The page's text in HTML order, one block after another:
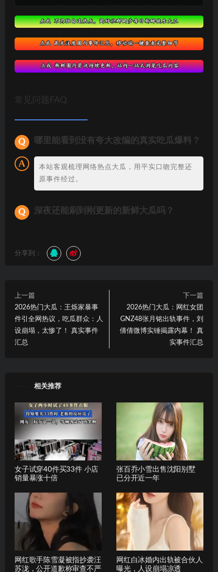
常见问题FAQ
哪里能看到没有夸大改编的真实吃瓜爆料？
本站客观梳理网络热点大瓜，用平实口吻完整还
原事件经过。
深夜还能刷到刚更新的新鲜大瓜吗？
分享到：
上一篇
2026热门大瓜：王烁家暴事
件引全网热议，吃瓜群众：人
设崩塌，太惨了！ 真实事件
汇总
下一篇
2026热门大瓜：网红女团
GNZ48张月铭出轨事件，刘
倩倩微博实锤揭露内幕！ 真
实事件汇总
相关推荐
女子试穿40件买33件 小店
销量暴涨十倍
张百乔小雪出售沈阳别墅
已分开近一年
网红歌手陈雪凝被指抄袭汪
苏泷，公开道歉称审查不严
网红白冰婚内出轨被合伙人
曝光，人设崩塌凉透